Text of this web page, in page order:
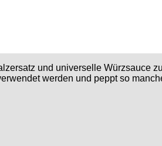
und universelle Würzsauce
werden und peppt so